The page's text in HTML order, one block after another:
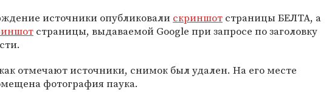
источники опубликовали скриншот страницы БЕЛТА, а
страницы, выдаваемой Google при запросе по заголовку
отмечают источники, снимок был удален. На его месте
фотография паука.